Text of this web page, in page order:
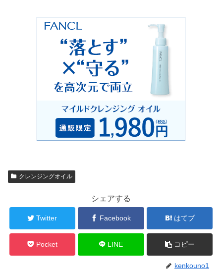
クレンジングオイル
シェアする
Twitter Facebook はてブ
Pocket LINE コピー
kenkouno1